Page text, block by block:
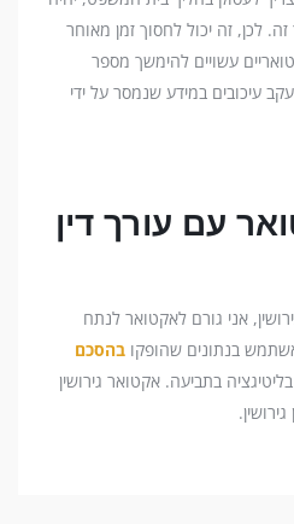
לכן, זה יכול לחסוך זמן מאוחר
עשויים להימשך מספר
עיכובים במידע שנמסר על ידי
עם עורך דין
אני גורם לאקטואר לנתח
בנתונים שהופקו בהסכם
בתביעה. אקטואר גירושין